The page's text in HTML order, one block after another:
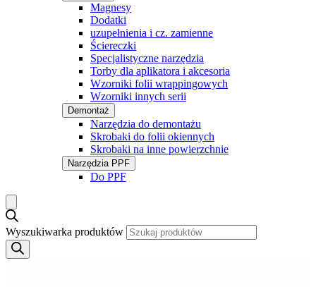
Magnesy
Dodatki
uzupełnienia i cz. zamienne
Ściereczki
Specjalistyczne narzędzia
Torby dla aplikatora i akcesoria
Wzorniki folii wrappingowych
Wzorniki innych serii
Demontaż
Narzędzia do demontażu
Skrobaki do folii okiennych
Skrobaki na inne powierzchnie
Narzędzia PPF
Do PPF
Wyszukiwarka produktów